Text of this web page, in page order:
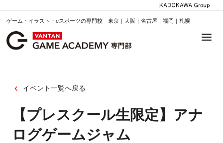
ゲーム・イラスト・eスポーツの専門校 東京｜大阪｜名古屋｜福岡｜札幌
イベント一覧へ戻る
【プレスクール生限定】アナ
ログゲームジャム